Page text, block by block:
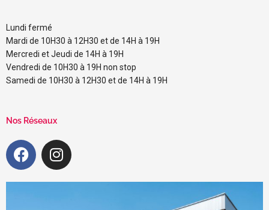
Lundi fermé
Mardi de 10H30 à 12H30 et de 14H à 19H
Mercredi et Jeudi de 14H à 19H
Vendredi de 10H30 à 19H non stop
Samedi de 10H30 à 12H30 et de 14H à 19H
Nos Réseaux